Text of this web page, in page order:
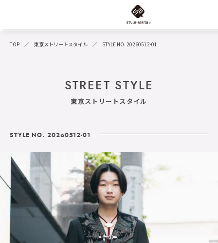
TOP 東京ストリートスタイル STYLE NO. 20260512-01
STREET STYLE
東京ストリートスタイル
STYLE NO. 20260512-01